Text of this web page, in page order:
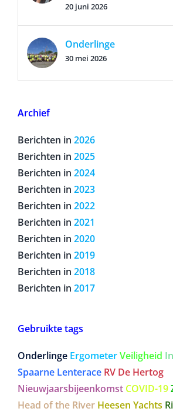
20 juni 2026
Onderlinge
30 mei 2026
Archief
Berichten in 2026
Berichten in 2025
Berichten in 2024
Berichten in 2023
Berichten in 2022
Berichten in 2021
Berichten in 2020
Berichten in 2019
Berichten in 2018
Berichten in 2017
Gebruikte tags
Onderlinge ErgometerVeiligheid
Spaarne Lenterace RV De Hertog
Nieuwjaarsbijeenkomst COVID-19
Head of the River Heesen Yachts